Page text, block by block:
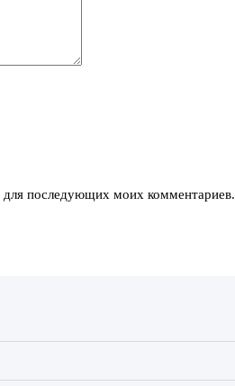
для последующих моих комментариев.